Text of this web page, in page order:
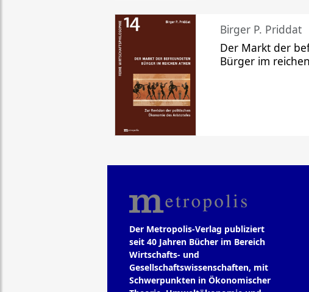
Birger P. Priddat
Der Markt der
Bürger im
Der Metropolis-Verlag publiziert
seit 40 Jahren Bücher im Bereich
Wirtschafts- und
Gesellschaftswissenschaften, mit
Schwerpunkten in Ökonomischer